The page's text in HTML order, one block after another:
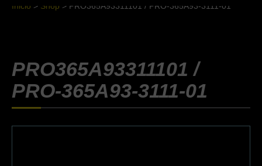
Inicio > Shop > PRO365A93311101 / PRO-365A93-3111-01
PRO365A93311101 /
PRO-365A93-3111-01